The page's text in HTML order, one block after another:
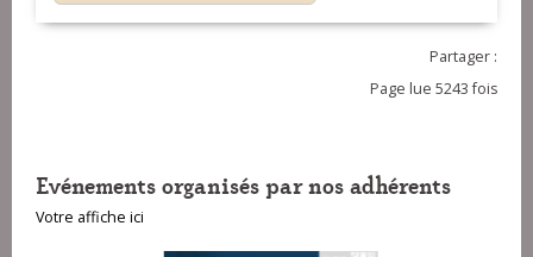
Partager :
Page lue 5243 fois
Evénements organisés par nos adhérents
Votre affiche ici